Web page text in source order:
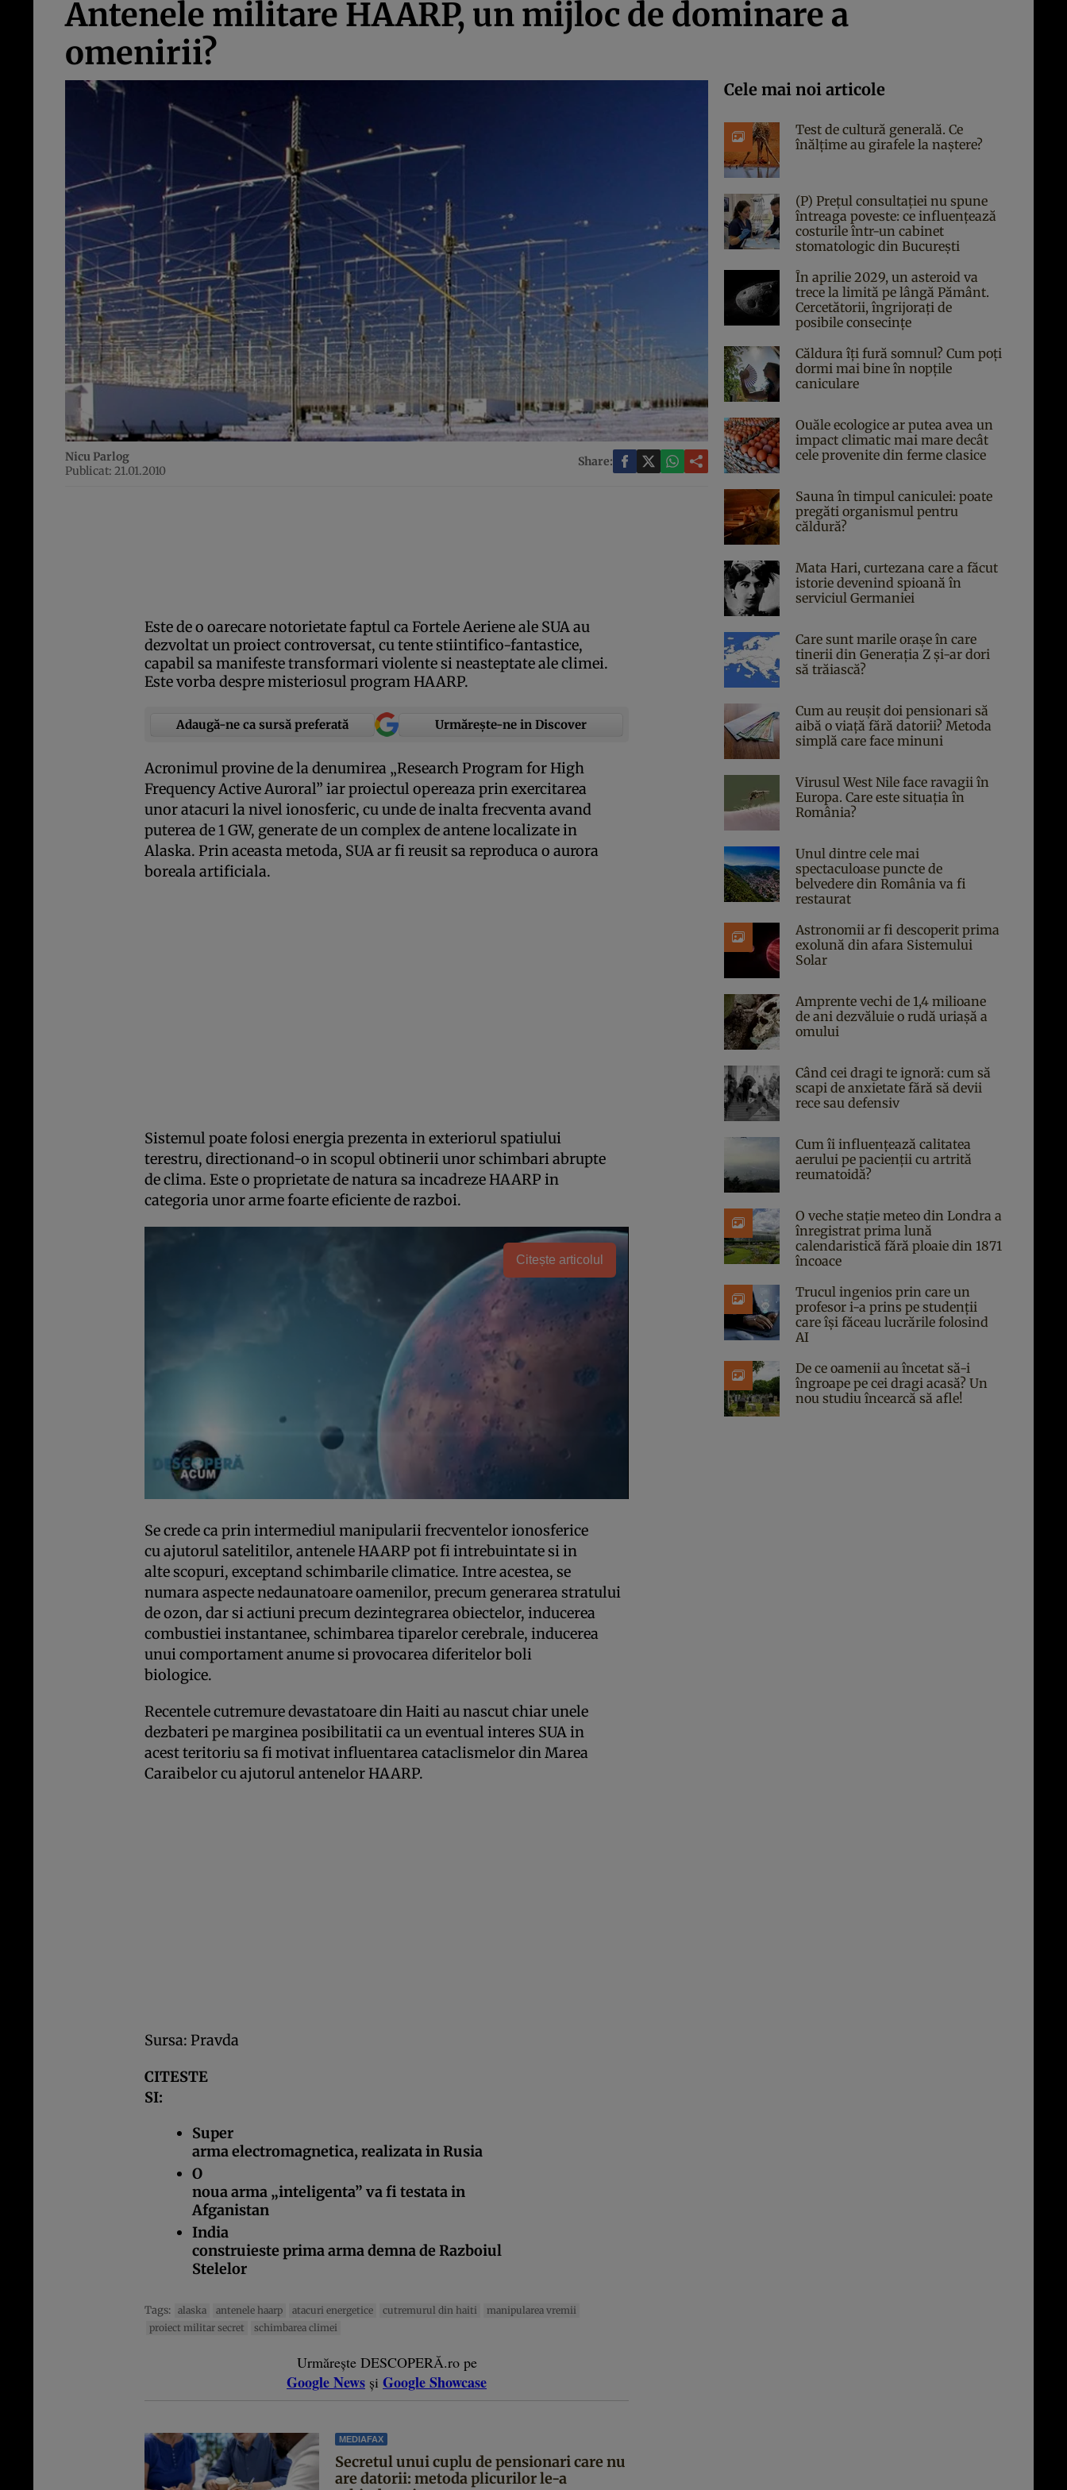
Antenele militare HAARP, un mijloc de dominare a
omenirii?
Nicu Parlog
Publicat: 21.01.2010
Share:
Este de o oarecare notorietate faptul ca Fortele Aeriene ale SUA au
dezvoltat un proiect controversat, cu tente stiintifico-fantastice,
capabil sa manifeste transformari violente si neasteptate ale climei.
Este vorba despre misteriosul program HAARP.
Adaugă-ne ca sursă preferată Urmărește-ne in Discover
Acronimul provine de la denumirea „Research Program for High
Frequency Active Auroral” iar proiectul opereaza prin exercitarea
unor atacuri la nivel ionosferic, cu unde de inalta frecventa avand
puterea de 1 GW, generate de un complex de antene localizate in
Alaska. Prin aceasta metoda, SUA ar fi reusit sa reproduca o aurora
boreala artificiala.
Sistemul poate folosi energia prezenta in exteriorul spatiului
terestru, directionand-o in scopul obtinerii unor schimbari abrupte
de clima. Este o proprietate de natura sa incadreze HAARP in
categoria unor arme foarte eficiente de razboi.
Citește articolul
Se crede ca prin intermediul manipularii frecventelor ionosferice
cu ajutorul satelitilor, antenele HAARP pot fi intrebuintate si in
alte scopuri, exceptand schimbarile climatice. Intre acestea, se
numara aspecte nedaunatoare oamenilor, precum generarea stratului
de ozon, dar si actiuni precum dezintegrarea obiectelor, inducerea
combustiei instantanee, schimbarea tiparelor cerebrale, inducerea
unui comportament anume si provocarea diferitelor boli
biologice.
Recentele cutremure devastatoare din Haiti au nascut chiar unele
dezbateri pe marginea posibilitatii ca un eventual interes SUA in
acest teritoriu sa fi motivat influentarea cataclismelor din Marea
Caraibelor cu ajutorul antenelor HAARP.
Sursa: Pravda
CITESTE
SI:
Super
arma electromagnetica, realizata in Rusia
O
noua arma „inteligenta” va fi testata in
Afganistan
India
construieste prima arma demna de Razboiul
Stelelor
Tags: alaska antenele haarp atacuri energetice cutremurul din haiti
manipularea vremii
proiect militar secret
schimbarea climei
Urmărește DESCOPERĂ.ro pe
Google News și Google Showcase
MEDIAFAX
Secretul unui cuplu de pensionari care nu
are datorii: metoda plicurilor le-a
Cele mai noi articole
Test de cultură generală. Ce
înălțime au girafele la naștere?
(P) Prețul consultației nu spune
întreaga poveste: ce influențează
costurile într-un cabinet
stomatologic din București
În aprilie 2029, un asteroid va
trece la limită pe lângă Pământ.
Cercetătorii, îngrijorați de
posibile consecințe
Căldura îți fură somnul? Cum poți
dormi mai bine în nopțile
caniculare
Ouăle ecologice ar putea avea un
impact climatic mai mare decât
cele provenite din ferme clasice
Sauna în timpul caniculei: poate
pregăti organismul pentru
căldură?
Mata Hari, curtezana care a făcut
istorie devenind spioană în
serviciul Germaniei
Care sunt marile orașe în care
tinerii din Generația Z și-ar dori
să trăiască?
Cum au reușit doi pensionari să
aibă o viață fără datorii? Metoda
simplă care face minuni
Virusul West Nile face ravagii în
Europa. Care este situația în
România?
Unul dintre cele mai
spectaculoase puncte de
belvedere din România va fi
restaurat
Astronomii ar fi descoperit prima
exolună din afara Sistemului
Solar
Amprente vechi de 1,4 milioane
de ani dezvăluie o rudă uriașă a
omului
Când cei dragi te ignoră: cum să
scapi de anxietate fără să devii
rece sau defensiv
Cum îi influențează calitatea
aerului pe pacienții cu artrită
reumatoidă?
O veche stație meteo din Londra a
înregistrat prima lună
calendaristică fără ploaie din 1871
încoace
Trucul ingenios prin care un
profesor i-a prins pe studenții
care își făceau lucrările folosind
AI
De ce oamenii au încetat să-i
îngroape pe cei dragi acasă? Un
nou studiu încearcă să afle!